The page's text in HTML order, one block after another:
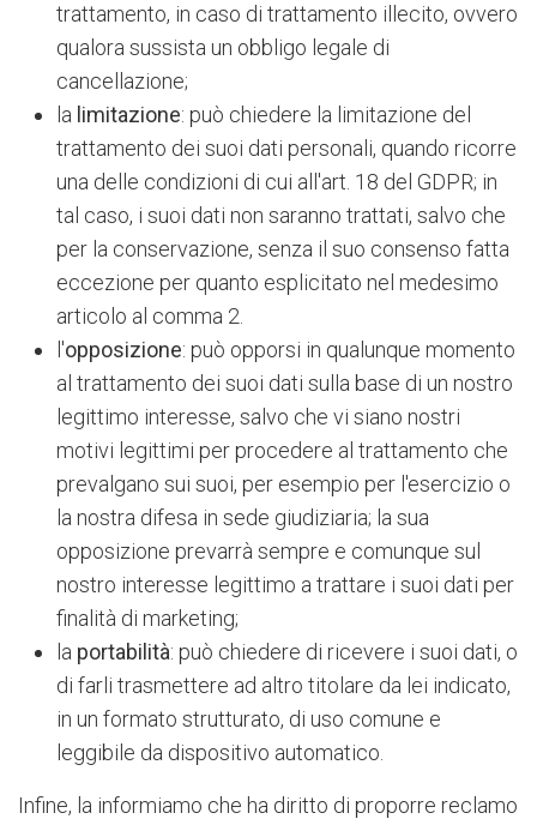
trattamento, in caso di trattamento illecito, ovvero
qualora sussista un obbligo legale di
cancellazione;
la limitazione: può chiedere la limitazione del
trattamento dei suoi dati personali, quando ricorre
una delle condizioni di cui all'art. 18 del GDPR; in
tal caso, i suoi dati non saranno trattati, salvo che
per la conservazione, senza il suo consenso fatta
eccezione per quanto esplicitato nel medesimo
articolo al comma 2.
l'opposizione: può opporsi in qualunque momento
al trattamento dei suoi dati sulla base di un nostro
legittimo interesse, salvo che vi siano nostri
motivi legittimi per procedere al trattamento che
prevalgano sui suoi, per esempio per l'esercizio o
la nostra difesa in sede giudiziaria; la sua
opposizione prevarrà sempre e comunque sul
nostro interesse legittimo a trattare i suoi dati per
finalità di marketing;
la portabilità: può chiedere di ricevere i suoi dati, o
di farli trasmettere ad altro titolare da lei indicato,
in un formato strutturato, di uso comune e
leggibile da dispositivo automatico.
Infine, la informiamo che ha diritto di proporre reclamo